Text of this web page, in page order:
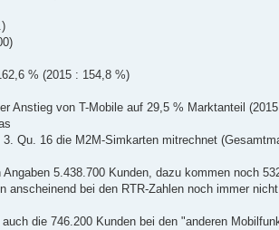
% (2015 : 154,8 %)
Anstieg von T-Mobile auf 29,5 % Marktanteil
Qu. 16 die M2M-Simkarten mitrechnet
5.438.700 Kunden, dazu kommen noch
anscheinend bei den RTR-Zahlen noch immer
die 746.200 Kunden bei den "anderen